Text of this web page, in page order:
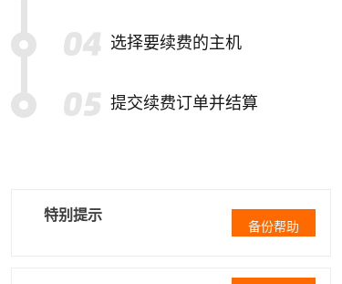
选择要续费的主机
提交续费订单并结算
特别提示
备份帮助